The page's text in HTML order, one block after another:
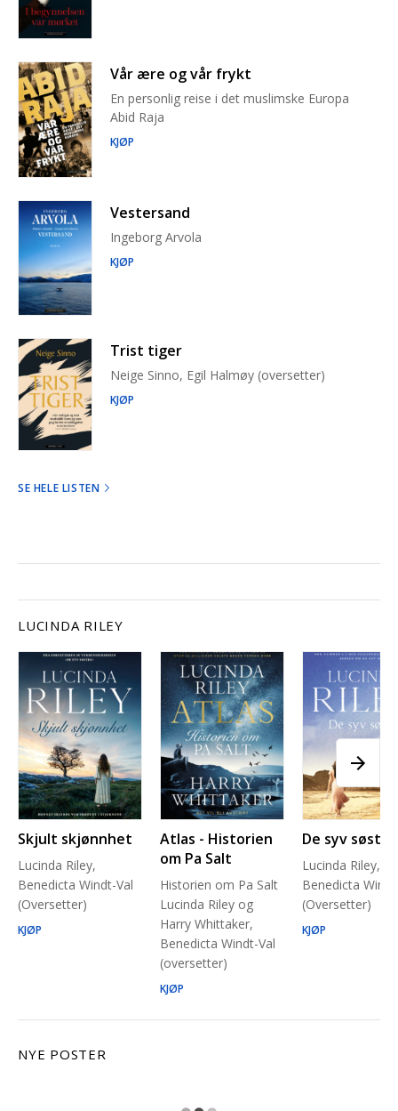
Vår ære og vår frykt
En personlig reise i det muslimske Europa
Abid Raja
KJØP
Vestersand
Ingeborg Arvola
KJØP
Trist tiger
Neige Sinno, Egil Halmøy (oversetter)
KJØP
SE HELE LISTEN
LUCINDA RILEY
Skjult skjønnhet
Lucinda Riley,
Benedicta Windt-Val
(Oversetter)
KJØP
Atlas - Historien
om Pa Salt
Historien om Pa Salt
Lucinda Riley og
Harry Whittaker,
Benedicta Windt-Val
(oversetter)
KJØP
De syv søstre
Lucinda Riley,
Benedicta
(Oversetter)
KJØP
NYE POSTER